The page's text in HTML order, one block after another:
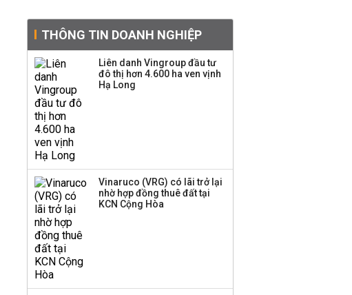
thường, dự kiến điều
chỉnh kế hoạch kinh
doanh 2026
Kinh Bắc dự kiến cho
drone và trừng phạt
doanh nghiệp Mỹ
THÔNG TIN DOANH NGHIỆP
Liên danh Vingroup đầu tư
đô thị hơn 4.600 ha ven vịnh
Hạ Long
Vinaruco (VRG) có lãi trở lại
nhờ hợp đồng thuê đất tại
KCN Cộng Hòa